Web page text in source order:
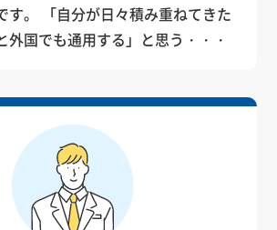
す。 「自分が日々積み重ねてきた
外国でも通用する」と思う・・・